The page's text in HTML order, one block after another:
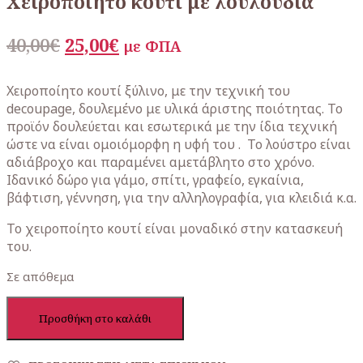
40,00€ Original
was:
40,00€.
25,00€ Η
τιμή
είναι:
25,00€.
με ΦΠΑ
Xειροποίητο κουτί ξύλινο, με την τεχνική του
decoupage, δουλεμένο με υλικά άριστης ποιότητας. Το
προϊόν δουλεύεται και εσωτερικά με την ίδια τεχνική
ώστε να είναι ομοιόμορφη η υφή του . Το λούστρο είναι
αδιάβροχο και παραμένει αμετάβλητο στο χρόνο.
Ιδανικό δώρο για γάμο, σπίτι, γραφείο, εγκαίνια,
βάφτιση, γέννηση, για την αλληλογραφία, για κλειδιά κ.α.
Το χειροποίητο κουτί είναι μοναδικό στην κατασκευή
του.
Σε απόθεμα
με
λουλούδια
Προσθήκη στο καλάθι